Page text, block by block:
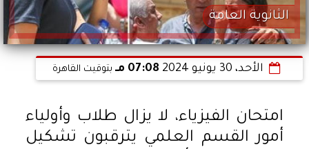
الثانوية العامة
الأحد، 30 يونيو 2024 07:08 مـ بتوقيت القاهرة
امتحان الفيزياء، لا يزال طلاب وأولياء
أمور القسم العلمي يترقبون تشكيل